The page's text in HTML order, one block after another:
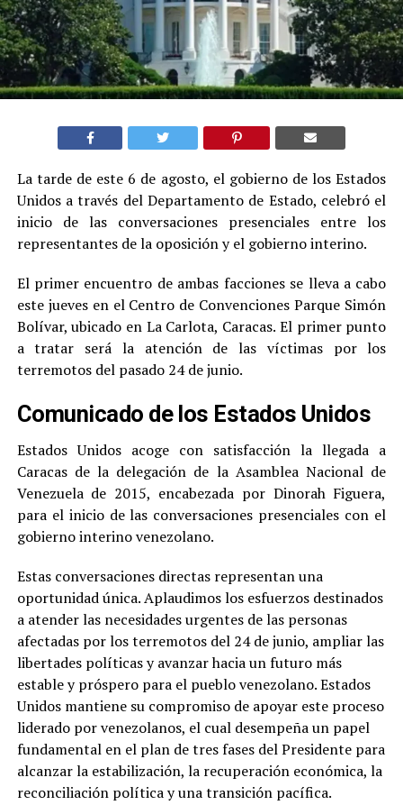
La tarde de este 6 de agosto, el gobierno de los Estados
Unidos a través del Departamento de Estado, celebró el
inicio de las conversaciones presenciales entre los
representantes de la oposición y el gobierno interino.
El primer encuentro de ambas facciones se lleva a cabo
este jueves en el Centro de Convenciones Parque Simón
Bolívar, ubicado en La Carlota, Caracas. El primer punto
a tratar será la atención de las víctimas por los
terremotos del pasado 24 de junio.
Comunicado de los Estados Unidos
Estados Unidos acoge con satisfacción la llegada a
Caracas de la delegación de la Asamblea Nacional de
Venezuela de 2015, encabezada por Dinorah Figuera,
para el inicio de las conversaciones presenciales con el
gobierno interino venezolano.
Estas conversaciones directas representan una
oportunidad única. Aplaudimos los esfuerzos destinados
a atender las necesidades urgentes de las personas
afectadas por los terremotos del 24 de junio, ampliar las
libertades políticas y avanzar hacia un futuro más
estable y próspero para el pueblo venezolano. Estados
Unidos mantiene su compromiso de apoyar este proceso
liderado por venezolanos, el cual desempeña un papel
fundamental en el plan de tres fases del Presidente para
alcanzar la estabilización, la recuperación económica, la
reconciliación política y una transición pacífica.